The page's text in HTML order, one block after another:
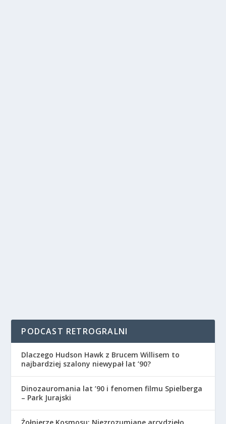
PODCAST RETROGRALNI
Dlaczego Hudson Hawk z Brucem Willisem to
najbardziej szalony niewypał lat ’90?
Dinozauromania lat ’90 i fenomen filmu Spielberga
– Park Jurajski
Żołnierze Kosmosu: Niezrozumiane arcydzieło